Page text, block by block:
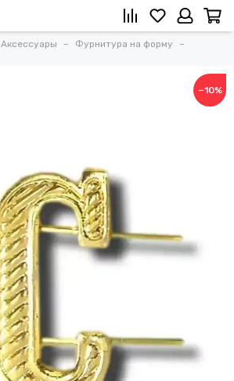
Аксессуары
Фурнитура на форму
−10%